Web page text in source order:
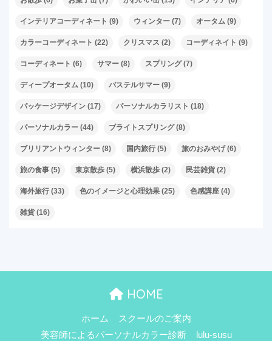
インテリアコーディネート (9) ウィンター (7) オータム (9)
カラーコーディネート (22) クリスマス (2) コーディネイト (9)
コーディネート (6) サマー (8) スプリング(7)
ディープオータム (10) パステルサマー (9)
パッケージデザイン (17) パーソナルカラリスト (18)
パーソナルカラー (44) ブライトスプリング(8)
ブリリアントウィンター (8) 国内旅行 (5) 旅のおみやげ(6)
旅の食事 (5) 東京散歩 (5) 横浜散歩 (2) 民芸雑貨 (2)
海外旅行 (33) 色のイメージと心理効果 (25) 色感講座 (4)
雑貨 (16)
HOME
ホーム
スクールのご案内
美容師によるパーソナルカラー診断
lulu-susu